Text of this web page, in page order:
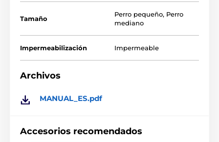
Tamaño
Perro pequeño, Perro
mediano
Impermeabilización Impermeable
Archivos
MANUAL_ES.pdf
Accesorios recomendados